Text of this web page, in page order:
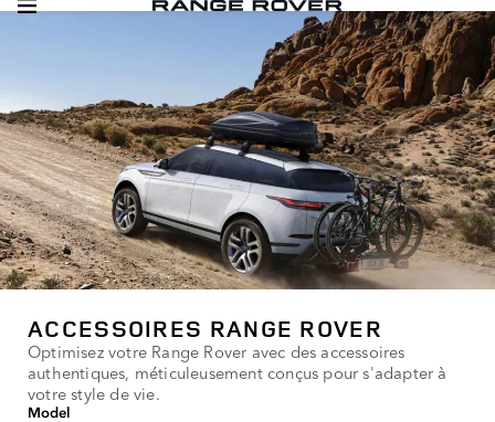
ACCESSOIRES RANGE ROVER
Optimisez votre Range Rover avec des accessoires
authentiques, méticuleusement conçus pour s'adapter à
votre style de vie.
Model